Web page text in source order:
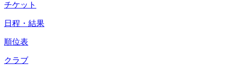
チケット
日程・結果
順位表
クラブ